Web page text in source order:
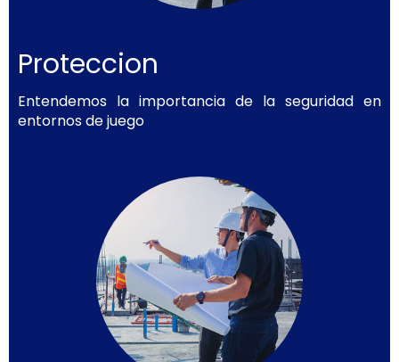
Proteccion
Entendemos la importancia de la seguridad en
entornos de juego